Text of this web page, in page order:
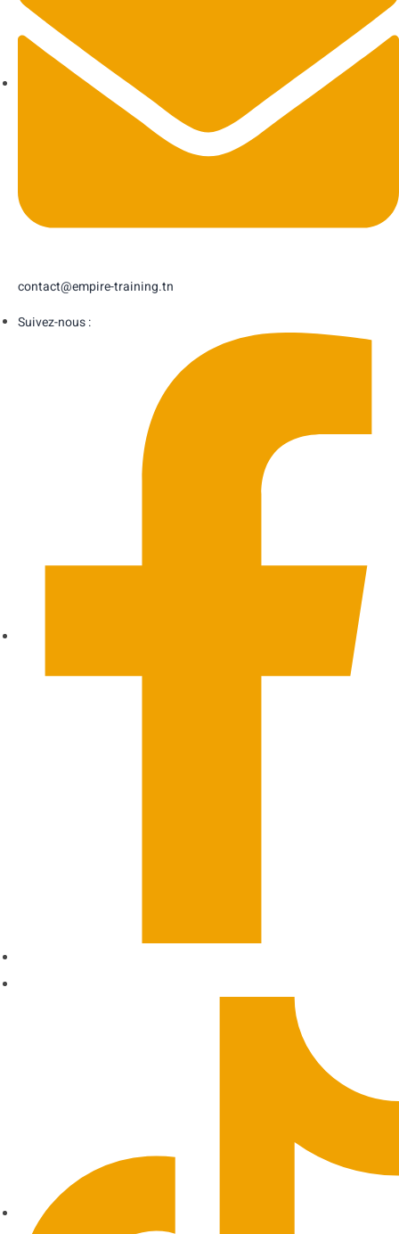
contact@empire-training.tn
Suivez-nous :